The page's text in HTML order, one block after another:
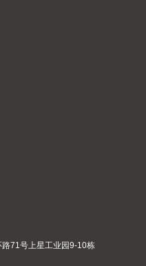
71号上星工业园9-10栋